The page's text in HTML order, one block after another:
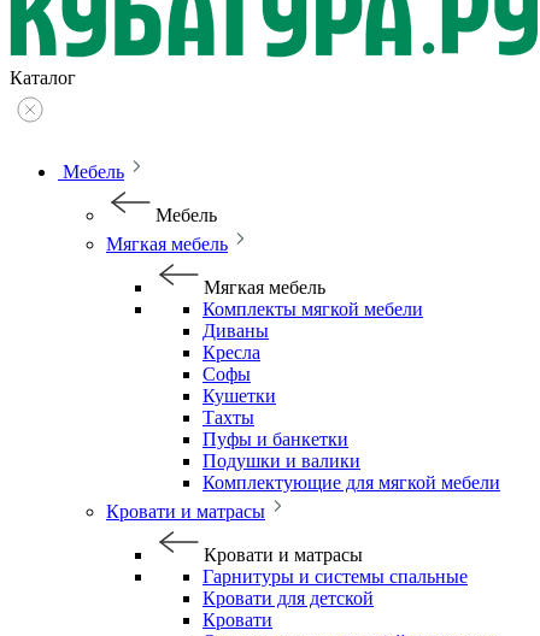
Каталог
Мебель
Мебель
Мягкая мебель
Мягкая мебель
Комплекты мягкой мебели
Диваны
Кресла
Софы
Кушетки
Тахты
Пуфы и банкетки
Подушки и валики
Комплектующие для мягкой мебели
Кровати и матрасы
Кровати и матрасы
Гарнитуры и системы спальные
Кровати для детской
Кровати